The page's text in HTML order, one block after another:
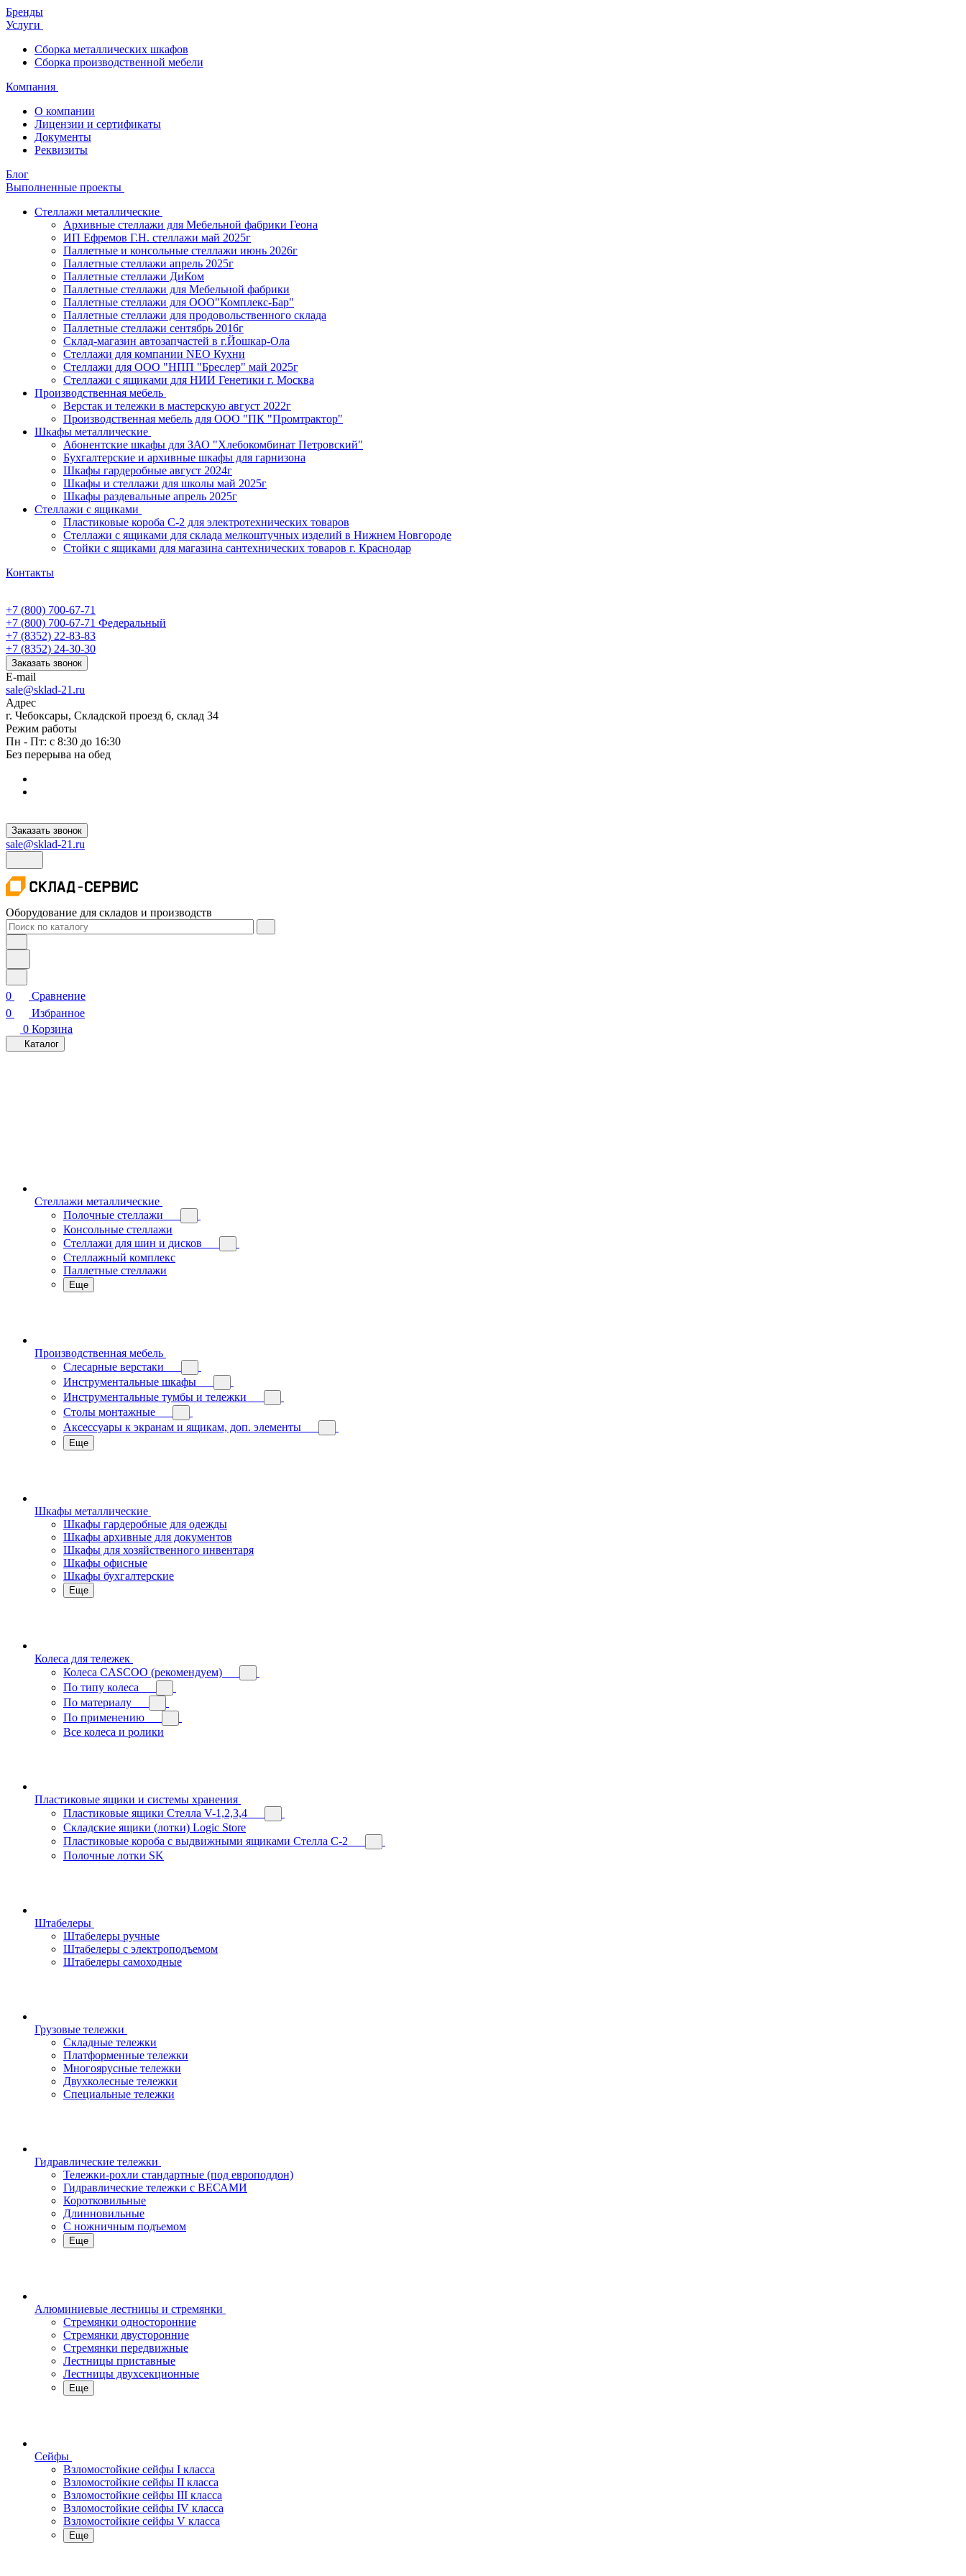
Бренды
Услуги
Сборка металлических шкафов
Сборка производственной мебели
Компания
О компании
Лицензии и сертификаты
Документы
Реквизиты
Блог
Выполненные проекты
Стеллажи металлические
Архивные стеллажи для Мебельной фабрики Геона
ИП Ефремов Г.Н. стеллажи май 2025г
Паллетные и консольные стеллажи июнь 2026г
Паллетные стеллажи апрель 2025г
Паллетные стеллажи ДиКом
Паллетные стеллажи для Мебельной фабрики
Паллетные стеллажи для ООО"Комплекс-Бар"
Паллетные стеллажи для продовольственного склада
Паллетные стеллажи сентябрь 2016г
Склад-магазин автозапчастей в г.Йошкар-Ола
Стеллажи для компании NEO Кухни
Стеллажи для ООО "НПП "Бреслер" май 2025г
Стеллажи с ящиками для НИИ Генетики г. Москва
Производственная мебель
Верстак и тележки в мастерскую август 2022г
Производственная мебель для ООО "ПК "Промтрактор"
Шкафы металлические
Абонентские шкафы для ЗАО "Хлебокомбинат Петровский"
Бухгалтерские и архивные шкафы для гарнизона
Шкафы гардеробные август 2024г
Шкафы и стеллажи для школы май 2025г
Шкафы раздевальные апрель 2025г
Стеллажи с ящиками
Пластиковые короба С-2 для электротехнических товаров
Стеллажи с ящиками для склада мелкоштучных изделий в Нижнем Новгороде
Стойки с ящиками для магазина сантехнических товаров г. Краснодар
Контакты
+7 (800) 700-67-71
+7 (800) 700-67-71 Федеральный
+7 (8352) 22-83-83
+7 (8352) 24-30-30
Заказать звонок
E-mail
sale@sklad-21.ru
Адрес
г. Чебоксары, Складской проезд 6, склад 34
Режим работы
Пн - Пт: с 8:30 до 16:30
Без перерыва на обед
Заказать звонок
sale@sklad-21.ru
Оборудование для складов и производств
0
Сравнение
0
Избранное
0 Корзина
Каталог
Стеллажи металлические
Полочные стеллажи
Консольные стеллажи
Стеллажи для шин и дисков
Стеллажный комплекс
Паллетные стеллажи
Еще
Производственная мебель
Слесарные верстаки
Инструментальные шкафы
Инструментальные тумбы и тележки
Столы монтажные
Аксессуары к экранам и ящикам, доп. элементы
Еще
Шкафы металлические
Шкафы гардеробные для одежды
Шкафы архивные для документов
Шкафы для хозяйственного инвентаря
Шкафы офисные
Шкафы бухгалтерские
Еще
Колеса для тележек
Колеса CASCOO (рекомендуем)
По типу колеса
По материалу
По применению
Все колеса и ролики
Пластиковые ящики и системы хранения
Пластиковые ящики Стелла V-1,2,3,4
Складские ящики (лотки) Logiс Store
Пластиковые короба с выдвижными ящиками Стелла С-2
Полочные лотки SK
Штабелеры
Штабелеры ручные
Штабелеры с электроподъемом
Штабелеры самоходные
Грузовые тележки
Складные тележки
Платформенные тележки
Многоярусные тележки
Двухколесные тележки
Специальные тележки
Гидравлические тележки
Тележки-рохли стандартные (под европоддон)
Гидравлические тележки с ВЕСАМИ
Коротковильные
Длинновильные
С ножничным подъемом
Еще
Алюминиевые лестницы и стремянки
Стремянки односторонние
Стремянки двусторонние
Стремянки передвижные
Лестницы приставные
Лестницы двухсекционные
Еще
Сейфы
Взломостойкие сейфы I класса
Взломостойкие сейфы II класса
Взломостойкие сейфы III класса
Взломостойкие сейфы IV класса
Взломостойкие сейфы V класса
Еще